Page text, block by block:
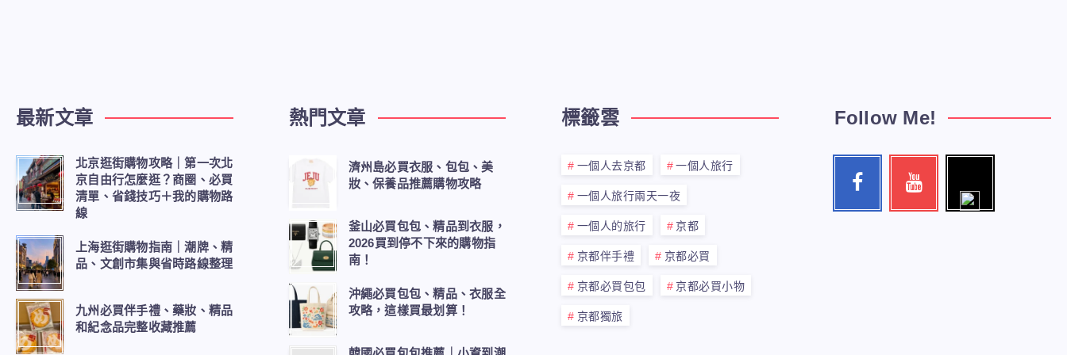
食
品、
保
養
品
推
薦，
最新文章
北京逛街購物攻略｜第一次北
京自由行怎麼逛？商圈、必買
清單、省錢技巧＋我的購物路
線
上海逛街購物指南｜潮牌、精
品、文創市集與省時路線整理
九州必買伴手禮、藥妝、精品
和紀念品完整收藏推薦
熱門文章
濟州島必買衣服、包包、美
妝、保養品推薦購物攻略
釜山必買包包、精品到衣服，
2026買到停不下來的購物指
南！
沖繩必買包包、精品、衣服全
攻略，這樣買最划算！
標籤雲
一個人去京都 一個人旅行
一個人旅行兩天一夜
一個人的旅行 京都
京都伴手禮 京都必買
京都必買包包 京都必買小物
京都獨旅
Follow Me!
Facebook
Follow
Youtube
Check